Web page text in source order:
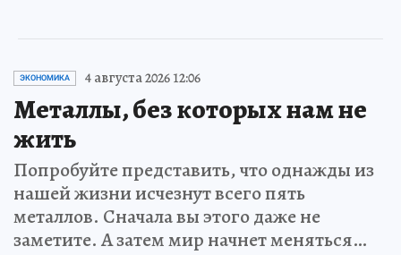
ЭКОНОМИКА 4 августа 2026 12:06
Металлы, без которых нам не
жить
Попробуйте представить, что однажды из
нашей жизни исчезнут всего пять
металлов. Сначала вы этого даже не
заметите. А затем мир начнет меняться…